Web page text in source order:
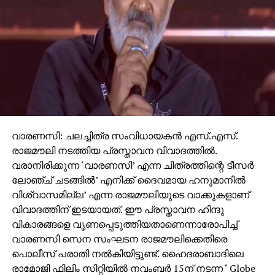
വാരണസി: ചലച്ചിത്ര സംവിധായകന്‍ എസ്.എസ്.
രാജമൗലി നടത്തിയ പ്രസ്താവന വിവാദത്തില്‍.
വരാനിരിക്കുന്ന ‘വാരണസി’ എന്ന ചിത്രത്തിന്റെ ടീസര്‍
ലോഞ്ച് ചടങ്ങില്‍’ എനിക്ക് ദൈവമായ ഹനുമാനില്‍
വിശ്വാസമില്ല’ എന്ന രാജമൗലിയുടെ വാക്കുകളാണ്
വിവാദത്തിന് ഇടയായത്. ഈ പ്രസ്താവന ഹിന്ദു
വികാരങ്ങളെ വൃണപ്പെടുത്തിയതാണെന്നാരോപിച്ച്
വാരണസി സെന സംഘടന രാജമൗലിക്കെതിരെ
പൊലീസ് പരാതി നല്‍കിയിട്ടുണ്ട്. ഹൈദരാബാദിലെ
രാമോജി ഫിലിം സിറ്റിയില്‍ നവംബര്‍ 15ന് നടന്ന ‘ Globe